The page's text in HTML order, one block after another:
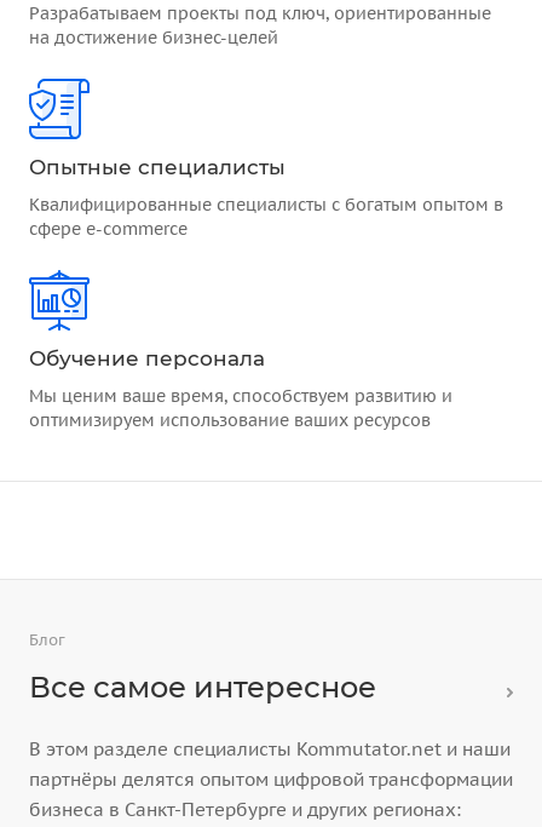
Разрабатываем проекты под ключ, ориентированные
на достижение бизнес-целей
Опытные специалисты
Квалифицированные специалисты с богатым опытом в
сфере e-commerce
Обучение персонала
Мы ценим ваше время, способствуем развитию и
оптимизируем использование ваших ресурсов
Блог
Все самое интересное
В этом разделе специалисты Kommutator.net и наши
партнёры делятся опытом цифровой трансформации
бизнеса в Санкт-Петербурге и других регионах: